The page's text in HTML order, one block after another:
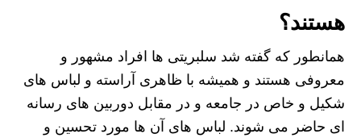
هستند؟
همانطور که گفته شد سلبریتی ها افراد مشهور و
معروفی هستند و همیشه با ظاهری آراسته و لباس‌ های
شکیل و خاص در جامعه و در مقابل دوربین‌ های رسانه‌
ای حاضر می ‌شوند. لباس های آن ها مورد تحسین و